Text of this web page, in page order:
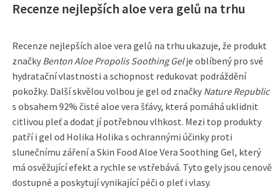
Recenze nejlepších aloe vera gelů na trhu
Recenze nejlepších aloe vera gelů na trhu ukazuje, že produkt
značky Benton Aloe Propolis Soothing Gelje oblíbený pro své
hydratační vlastnosti a schopnost redukovat podráždění
pokožky. Další skvělou volbou je gel od značky Nature Republic
s obsahem 92% čisté aloe vera šťávy, která pomáhá uklidnit
citlivou pleť a dodat jí potřebnou vlhkost. Mezi top produkty
patří i gel od Holika Holika s ochrannými účinky proti
slunečnímu záření a Skin Food Aloe Vera Soothing Gel, který
má osvěžující efekt a rychle se vstřebává. Tyto gely jsou cenově
dostupné a poskytují vynikající péči o pleť i vlasy.